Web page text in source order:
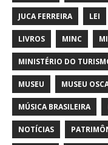
JUCA FERREIRA LEI
LIVROS MINC
MINISTÉRIO DO
MUSEU MUSEU
MÚSICA BRASILEIRA
NOTÍCIAS